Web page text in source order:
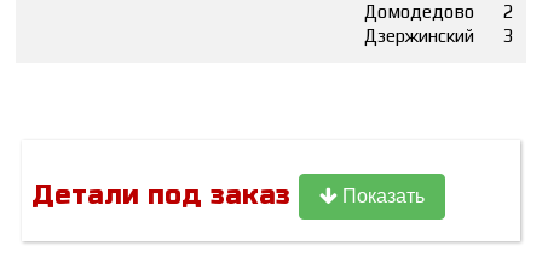
Домодедово
Дзержинский
2
3
Детали под заказ Показать